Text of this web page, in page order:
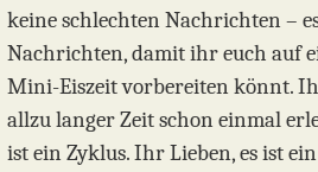
keine schlechten Nachrichten –
Nachrichten, damit ihr euch auf
Mini-Eiszeit vorbereiten könnt.
allzu langer Zeit schon einmal
ist ein Zyklus. Ihr Lieben, es ist